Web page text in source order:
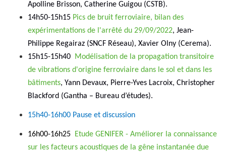
Apolline Brisson, Catherine Guigou (CSTB).
14h50-15h15 Pics de bruit ferroviaire, bilan des
expérimentations de l'arrêté du 29/09/2022, Jean-
Philippe Regairaz (SNCF Réseau), Xavier Olny (Cerema).
15h15-15h40
Modélisation de la propagation transitoire
de vibrations d'origine ferroviaire dans le sol et dans les
bâtiments, Yann Devaux, Pierre-Yves Lacroix, Christopher
Blackford (Gantha – Bureau d’études).
15h40-16h00 Pause et discussion
16h00-16h25
Etude GENIFER - Améliorer la connaissance
sur les facteurs acoustiques de la gêne instantanée due